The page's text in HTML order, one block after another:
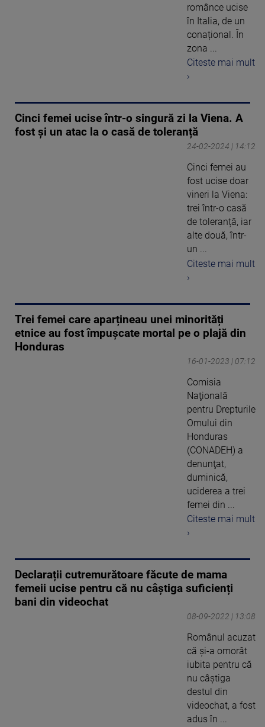
românce ucise
în Italia, de un
conațional. În
zona ...
Citeste mai mult
›
Cinci femei ucise într-o singură zi la Viena. A
fost și un atac la o casă de toleranță
24-02-2024 | 14:12
Cinci femei au
fost ucise doar
vineri la Viena:
trei într-o casă
de toleranță, iar
alte două, într-
un ...
Citeste mai mult
›
Trei femei care aparțineau unei minorități
etnice au fost împușcate mortal pe o plajă din
Honduras
16-01-2023 | 07:12
Comisia
Naţională
pentru Drepturile
Omului din
Honduras
(CONADEH) a
denunţat,
duminică,
uciderea a trei
femei din ...
Citeste mai mult
›
Declarații cutremurătoare făcute de mama
femeii ucise pentru că nu câștiga suficienți
bani din videochat
08-09-2022 | 13:08
Românul acuzat
că şi-a omorât
iubita pentru că
nu câștiga
destul din
videochat, a fost
adus în ...